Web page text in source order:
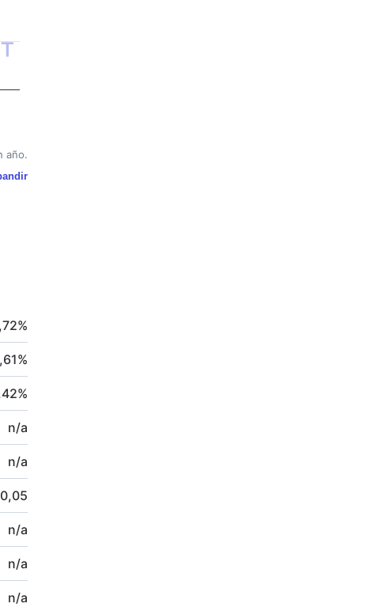
año.
%
%
%
n/a
n/a
n/a
n/a
n/a